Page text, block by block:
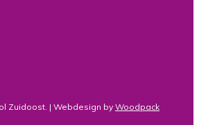
Zuidoost. | Webdesign by Woodpack